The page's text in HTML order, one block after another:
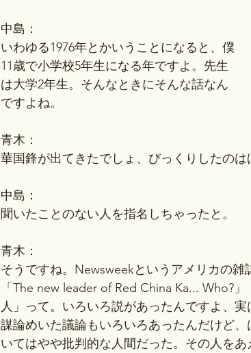
中島：
いわゆる1976年とかいうことになると、僕
11歳で小学校5年生になる年ですよ。先生
は大学2年生。そんなときにそんな話なん
ですよね。
青木：
華国鋒が出てきたでしょ、びっくりしたのは
中島：
聞いたことのない人を指名しちゃったと。
青木：
そうですね。Newsweekというアメリカの
「The new leader of Red China Ka... Who?
人」って。いろいろ説があったんですよ、
謀論めいた議論もいろいろあったんだけど
いてはやや批判的な人間だった。その人を